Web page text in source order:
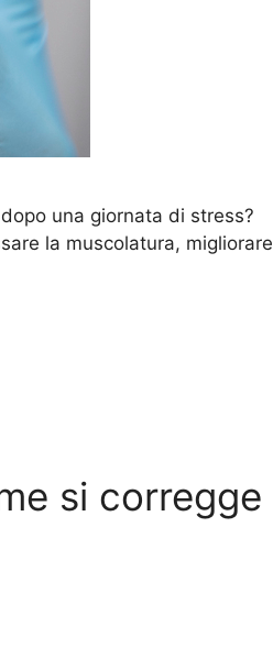
una giornata di stress?
la muscolatura, migliorare
si corregge